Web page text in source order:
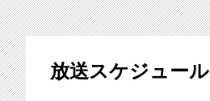
放送スケジュール